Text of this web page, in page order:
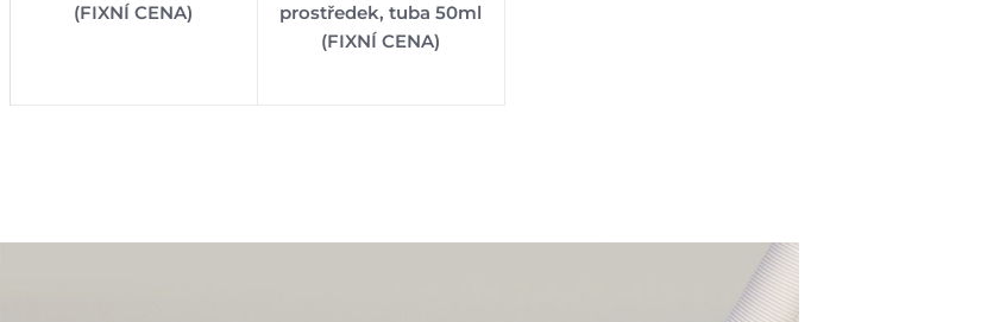
(FIXNÍ CENA)
prostředek, tuba 50ml
(FIXNÍ CENA)